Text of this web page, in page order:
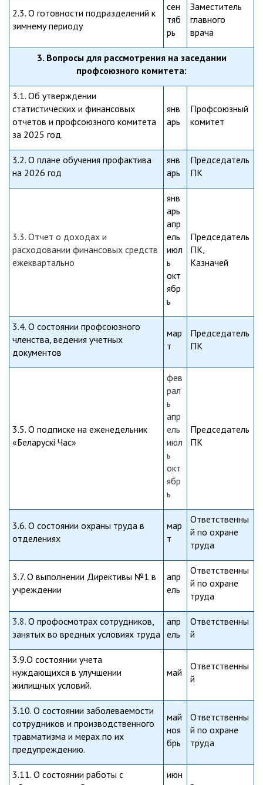
2.3. О готовности подразделений к
зимнему периоду
сен
тяб
рь
Заместитель
главного
врача
3. Вопросы для рассмотрения на заседании
профсоюзного комитета:
3.1. Об утверждении
статистических и финансовых
отчетов и профсоюзного комитета
за 2025 год.
янв
арь
Профсоюзный
комитет
3.2. О плане обучения профактива
на 2026 год
янв
арь
Председатель
ПК
3.3. Отчет о доходах и
расходовании финансовых средств
ежеквартально
янв
арь
апр
ель
июл
ь
окт
ябр
ь
Председатель
ПК,
Казначей
3.4. О состоянии профсоюзного
членства, ведения учетных
документов
мар
т
Председатель
ПК
3.5. О подписке на еженедельник
«Беларускi Час»
фев
рал
ь
апр
ель
июл
ь
окт
ябр
ь
Председатель
ПК
3.6. О состоянии охраны труда в
отделениях
мар
т
Ответственны
й по охране
труда
3.7. О выполнении Директивы №1 в
учреждении
апр
ель
Ответственны
й по охране
труда
3.8. О профосмотрах сотрудников,
занятых во вредных условиях труда
апр
ель
Ответственны
й
3.9.О состоянии учета
нуждающихся в улучшении
жилищных условий.
май
Ответственны
й
3.10. О состоянии заболеваемости
сотрудников и производственного
травматизма и мерах по их
предупреждению.
май
ноя
брь
Ответственны
й по охране
труда
3.11. О состоянии работы с
июн